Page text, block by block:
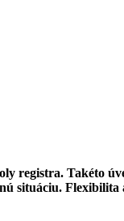
registra. Takéto
situáciu.